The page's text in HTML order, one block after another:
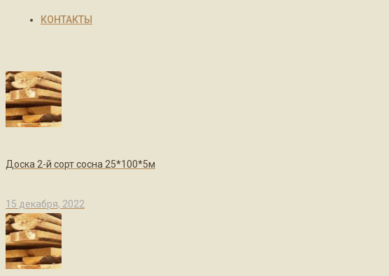
КОНТАКТЫ
Доска 2-й сорт сосна 25*100*5м
15 декабря, 2022